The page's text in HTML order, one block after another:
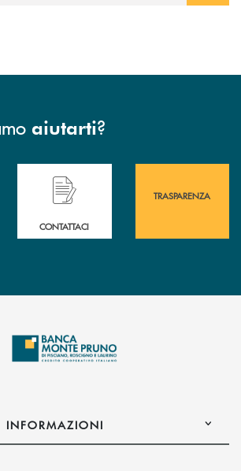
aiutarti?
delle&nbsp; filiali&nbsp; di Banca
Hai bisogno di assistenza immediata?
CONTATTACI
TRASPARENZA
INFORMAZIONI